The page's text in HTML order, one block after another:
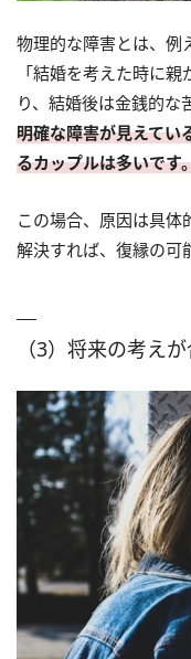
物理的な障害とは、例
「結婚を考えた時に
り、結婚後は金銭的な
明確な障害が見えてい
るカップルは多いです
この場合、原因は具体
解決すれば、復縁の可
（3）将来の考え